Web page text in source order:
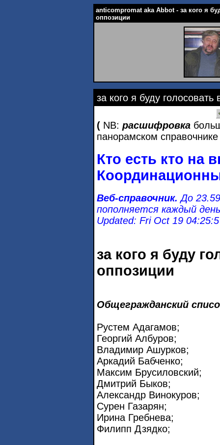
anticompromat aka Abbot - за кого я
оппозиции
за кого я буду
( NB: расшифровка
панорамском
Кто есть кто на
Веб-справочник. До
пополняется каждый
Updated: Fri Oct 19
за кого я буду
оппозиции
Общегражданский
Рустeм Адагамов;
Георгий Албуров;
Владимир Ашурков;
Аркадий Бабченко;
Максим Брусиловский;
Дмитрий Быков;
Александр Винокуров;
Сурен Газарян;
Ирина Гребнева;
Филипп Дзядко;